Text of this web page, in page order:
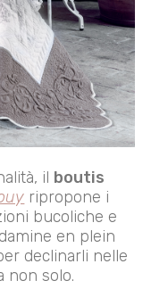
il boutis
ripropone i
bucoliche e
en plein
declinarli nelle
non solo.